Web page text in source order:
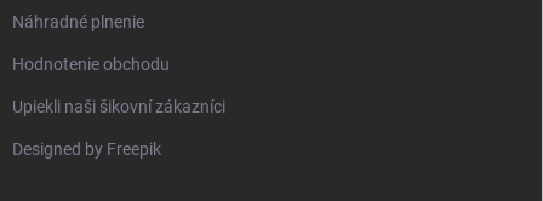
Náhradné plnenie
Hodnotenie obchodu
Upiekli naši šikovní zákazníci
Designed by Freepik